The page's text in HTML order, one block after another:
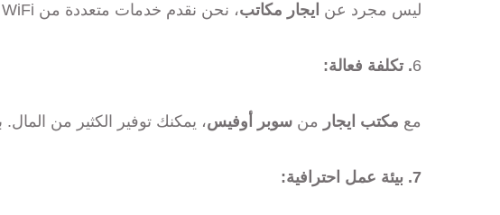
ليس مجرد عن ايجار مكاتب، نحن نقدم خدمات متعددة من WiFi سريع وخدمات الاستقبال وغرف اجتماعات مجهزة بأحدث التقنيات.
6. تكلفة فعالة:
مع مكتب ايجار من سوبر أوفيس، يمكنك توفير الكثير من
7. بيئة عمل احترافية: